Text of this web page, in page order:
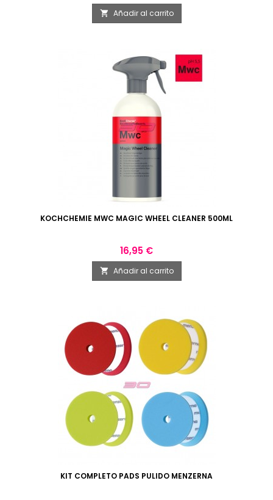
 Añadir al carrito
KOCHCHEMIE MWC MAGIC WHEEL CLEANER 500ML
Precio
16,95 €
 Añadir al carrito
KIT COMPLETO PADS PULIDO MENZERNA